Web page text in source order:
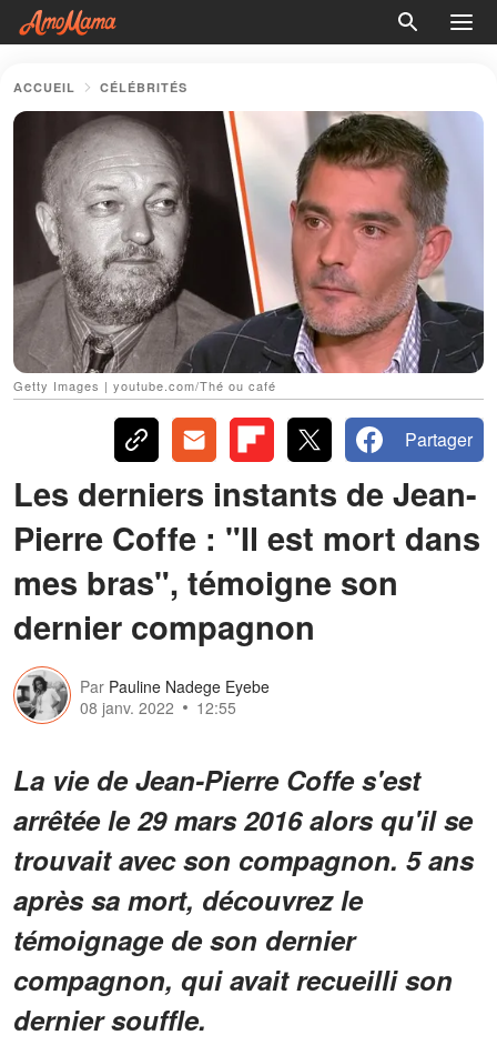
ACCUEIL CÉLÉBRITÉS
Getty Images | youtube.com/Thé ou café
Partager
Les derniers instants de Jean-
Pierre Coffe : "Il est mort dans
mes bras", témoigne son
dernier compagnon
Par Pauline Nadege Eyebe
08 janv. 2022
12:55
La vie de Jean-Pierre Coffe s'est
arrêtée le 29 mars 2016 alors qu'il se
trouvait avec son compagnon. 5 ans
après sa mort, découvrez le
témoignage de son dernier
compagnon, qui avait recueilli son
dernier souffle.